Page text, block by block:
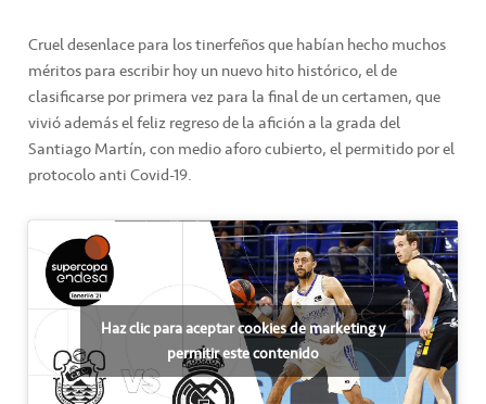
Cruel desenlace para los tinerfeños que habían hecho muchos
méritos para escribir hoy un nuevo hito histórico, el de
clasificarse por primera vez para la final de un certamen, que
vivió además el feliz regreso de la afición a la grada del
Santiago Martín, con medio aforo cubierto, el permitido por el
protocolo anti Covid-19.
Haz clic para aceptar cookies de marketing y
permitir este contenido